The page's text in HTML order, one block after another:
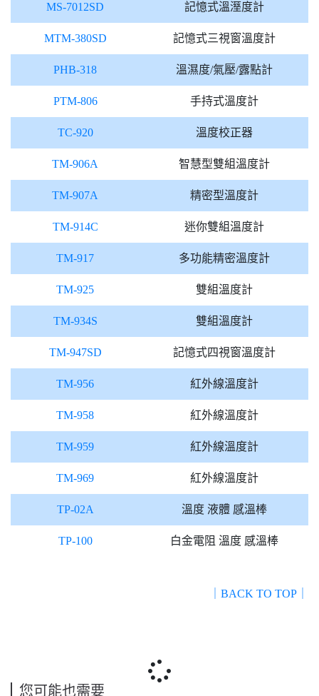
MS-7012SD 記憶式溫溼度計
MTM-380SD 記憶式三視窗溫度計
PHB-318 溫濕度/氣壓/露點計
PTM-806 手持式溫度計
TC-920 溫度校正器
TM-906A 智慧型雙組溫度計
TM-907A 精密型溫度計
TM-914C 迷你雙組溫度計
TM-917 多功能精密溫度計
TM-925 雙組溫度計
TM-934S 雙組溫度計
TM-947SD 記憶式四視窗溫度計
TM-956 紅外線溫度計
TM-958 紅外線溫度計
TM-959 紅外線溫度計
TM-969 紅外線溫度計
TP-02A 溫度 液體 感溫棒
TP-100 白金電阻 溫度 感溫棒
｜BACK TO TOP｜
您可能也需要